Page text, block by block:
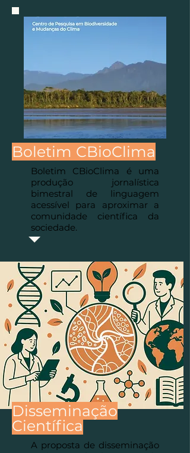
Boletim CBioClima
Boletim CBioClima é uma
produção jornalística
bimestral de linguagem
acessível para aproximar a
comunidade científica da
sociedade.
Disseminação
Científica
A proposta de disseminação